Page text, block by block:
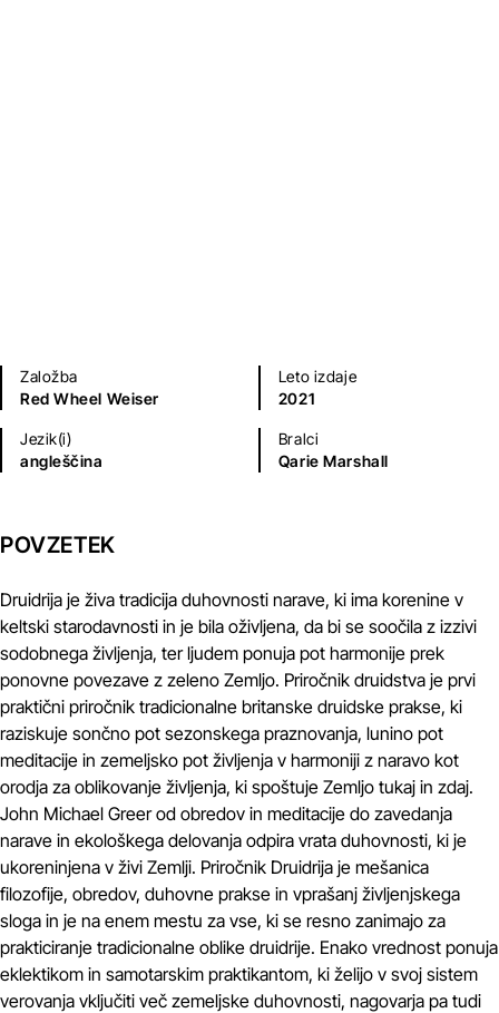
Založba
Red Wheel Weiser
Leto izdaje
2021
Jezik(i)
angleščina
Bralci
Qarie Marshall
POVZETEK
Druidrija je živa tradicija duhovnosti narave, ki ima korenine v
keltski starodavnosti in je bila oživljena, da bi se soočila z izzivi
sodobnega življenja, ter ljudem ponuja pot harmonije prek
ponovne povezave z zeleno Zemljo. Priročnik druidstva je prvi
praktični priročnik tradicionalne britanske druidske prakse, ki
raziskuje sončno pot sezonskega praznovanja, lunino pot
meditacije in zemeljsko pot življenja v harmoniji z naravo kot
orodja za oblikovanje življenja, ki spoštuje Zemljo tukaj in zdaj.
John Michael Greer od obredov in meditacije do zavedanja
narave in ekološkega delovanja odpira vrata duhovnosti, ki je
ukoreninjena v živi Zemlji. Priročnik Druidrija je mešanica
filozofije, obredov, duhovne prakse in vprašanj življenjskega
sloga in je na enem mestu za vse, ki se resno zanimajo za
prakticiranje tradicionalne oblike druidrije. Enako vrednost ponuja
eklektikom in samotarskim praktikantom, ki želijo v svoj sistem
verovanja vključiti več zemeljske duhovnosti, nagovarja pa tudi